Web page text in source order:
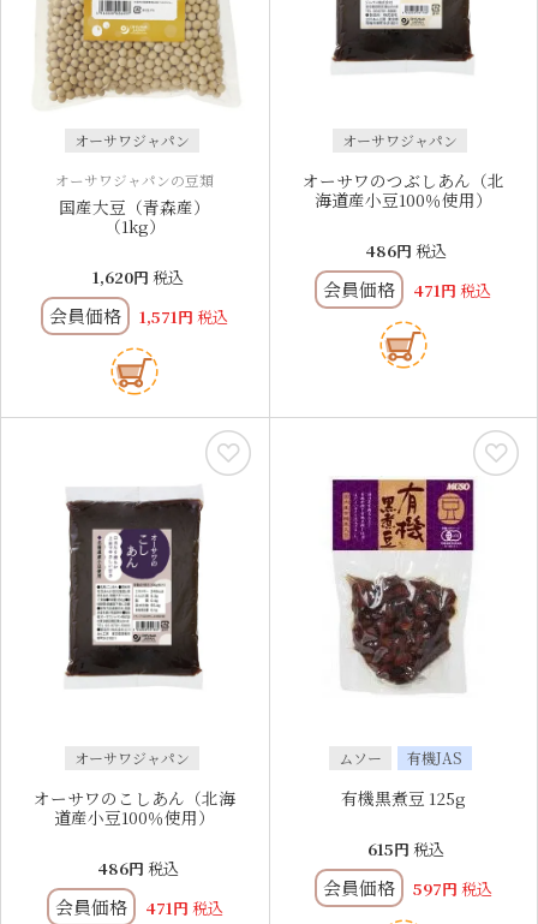
オーサワジャパン
オーサワジャパンの豆類
国産大豆（青森産）
（1kg）
1,620 税込
会員価格 1,571 税込
オーサワジャパン
オーサワのつぶしあん（北
海道産小豆100％使用）
486 税込
会員価格 471 税込
オーサワジャパン
オーサワのこしあん（北海
道産小豆100％使用）
486 税込
会員価格 471 税込
ムソー 有機JAS
有機黒煮豆 125g
615 税込
会員価格 597 税込